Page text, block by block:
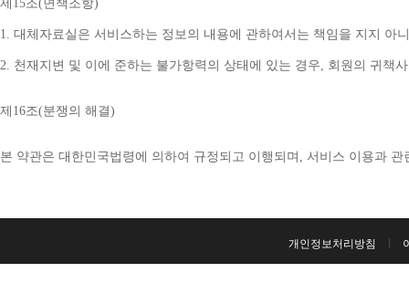
제 15조(면책조항)
1. 대체자료실은 서비스하는 정보의 내용에 관하여서는 책임을 지지 아
2. 천재지변 및 이에 준하는 불가항력의 상태에 있는 경우, 회원의 귀책
제 16조(분쟁의 해결)
본 약관은 대한민국법령에 의하여 규정되고 이행되며 , 서비스 이용과 관
개인정보처리방침